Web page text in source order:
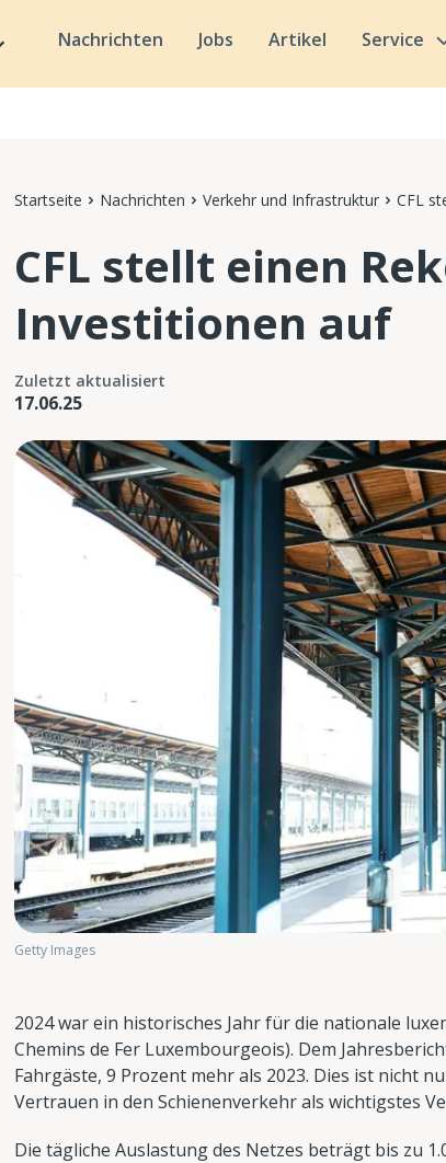
Nachrichten Jobs Artikel Service
Startseite Nachrichten Verkehr und Infrastruktur CFL
CFL stellt einen
Investitionen auf
Zuletzt aktualisiert
17.06.25
Getty Images
2024 war ein historisches Jahr für die nationale
Chemins de Fer Luxembourgeois). Dem
Fahrgäste, 9 Prozent mehr als 2023. Dies ist nicht
Vertrauen in den Schienenverkehr als wichtigstes
Die tägliche Auslastung des Netzes beträgt bis zu